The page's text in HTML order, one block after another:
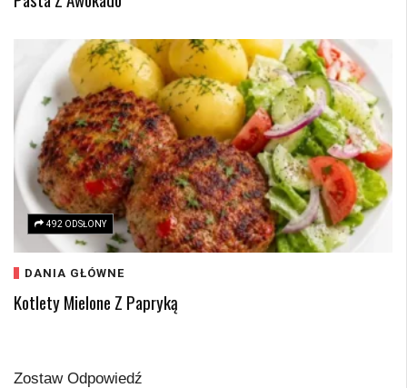
492 ODSŁONY
DANIA GŁÓWNE
Kotlety Mielone Z Papryką
Zostaw Odpowiedź